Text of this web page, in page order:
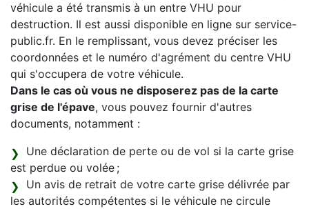
véhicule a été transmis à un entre VHU pour
destruction. Il est aussi disponible en ligne sur service-
public.fr. En le remplissant, vous devez préciser les
coordonnées et le numéro d'agrément du centre VHU
qui s'occupera de votre véhicule.
Dans le cas où vous ne disposerez pas de la carte
grise de l'épave, vous pouvez fournir d'autres
documents, notamment :
Une déclaration de perte ou de vol si la carte grise
est perdue ou volée ;
Un avis de retrait de votre carte grise délivrée par
les autorités compétentes si le véhicule ne circule